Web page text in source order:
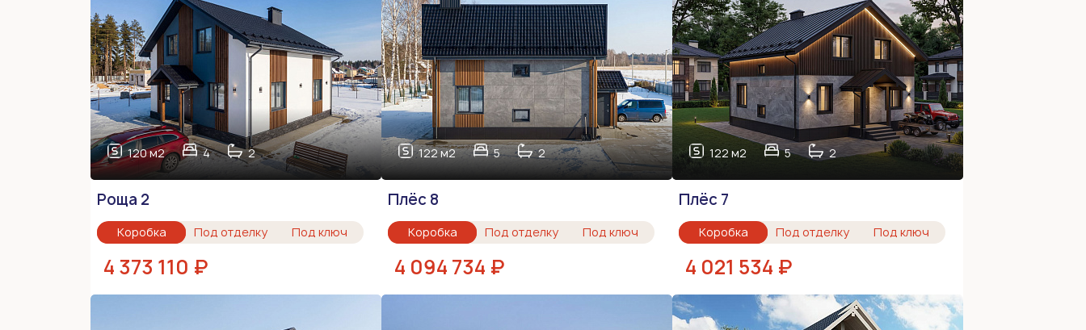
120 м2 4 2
Роща 2
Коробка Под отделку Под ключ
4 373 110 ₽
122 м2 5 2
Плёс 8
Коробка Под отделку Под ключ
4 094 734 ₽
122 м2 5 2
Плёс 7
Коробка Под отделку Под ключ
4 021 534 ₽